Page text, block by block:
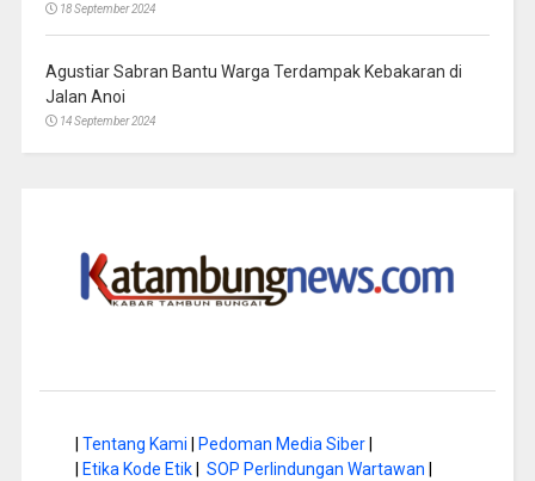
18 September 2024
Agustiar Sabran Bantu Warga Terdampak Kebakaran di
Jalan Anoi
14 September 2024
Tentang Kami Pedoman Media Siber|
Etika Kode Etik| SOP Perlindungan Wartawan